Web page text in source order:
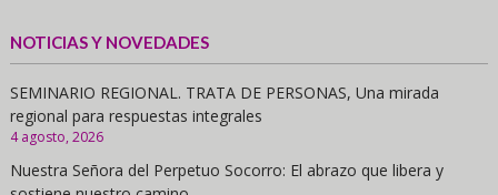
NOTICIAS Y NOVEDADES
SEMINARIO REGIONAL. TRATA DE PERSONAS, Una mirada
regional para respuestas integrales
4 agosto, 2026
Nuestra Señora del Perpetuo Socorro: El abrazo que libera y